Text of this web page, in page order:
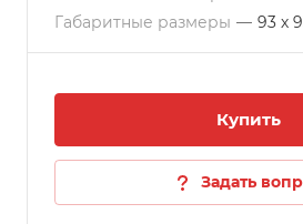
Габаритные размеры — 93 х
Купить
Задать